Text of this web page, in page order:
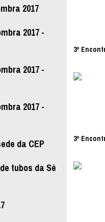
2017
2017 -
2017 -
2017 -
da CEP
tubos da Sé
3º
3º